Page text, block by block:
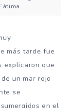
Fátima
más tarde fue
explicaron que
un mar rojo
se
en el